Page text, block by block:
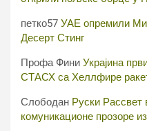
петко57 УАЕ опремили
Десерт Стинг
Профа Фини Украјина
СТАСХ са Хеллфире
Слободан Руски Рассвет
комуникационе прозоре